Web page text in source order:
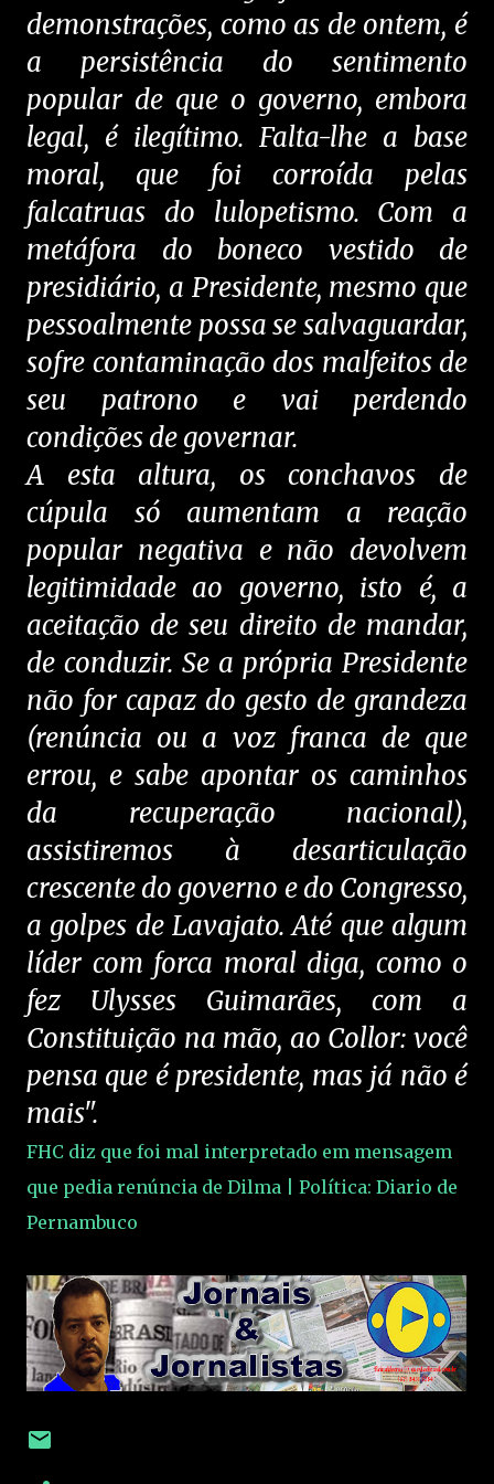
demonstrações, como as de ontem, é
a persistência do sentimento
popular de que o governo, embora
legal, é ilegítimo. Falta-lhe a base
moral, que foi corroída pelas
falcatruas do lulopetismo. Com a
metáfora do boneco vestido de
presidiário, a Presidente, mesmo que
pessoalmente possa se salvaguardar,
sofre contaminação dos malfeitos de
seu patrono e vai perdendo
condições de governar.
A esta altura, os conchavos de
cúpula só aumentam a reação
popular negativa e não devolvem
legitimidade ao governo, isto é, a
aceitação de seu direito de mandar,
de conduzir. Se a própria Presidente
não for capaz do gesto de grandeza
(renúncia ou a voz franca de que
errou, e sabe apontar os caminhos
da recuperação nacional),
assistiremos à desarticulação
crescente do governo e do Congresso,
a golpes de Lavajato. Até que algum
líder com forca moral diga, como o
fez Ulysses Guimarães, com a
Constituição na mão, ao Collor: você
pensa que é presidente, mas já não é
mais".
FHC diz que foi mal interpretado em mensagem
que pedia renúncia de Dilma | Política: Diario de
Pernambuco